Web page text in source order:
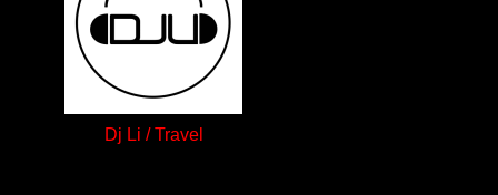
Dj Li / Travel